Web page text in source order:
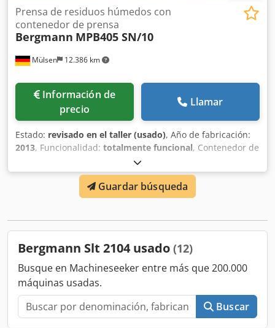
Mülsen 12.386 km
Prensa de residuos húmedos con
contenedor de prensa
Bergmann MPB405 SN/10
Información de
precio
Llamar
Estado: revisado en el taller (usado), Año de fabricación:
2013, Funcionalidad: totalmente funcional, Contenedor de
prensa para residuos húmedos Bergmann MPB405 SN/10
para volquetes Volumen utilizable de 10 cbm revisado,
revisado, completamente funcional Posibilidad de pintar
en el color RAL deseado. Estaremos encantados de hacerle
Guardar búsqueda
Bergmann Slt 2104 usado (12)
Busque en Machineseeker entre más que 200.000
máquinas usadas.
Buscar